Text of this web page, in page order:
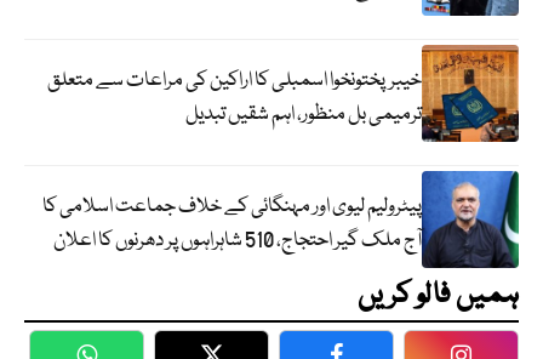
خیبرپختونخوا اسمبلی کا اراکین کی مراعات سے متعلق
ترمیمی بل منظور، اہم شقیں تبدیل
پیٹرولیم لیوی اور مہنگائی کے خلاف جماعت اسلامی کا
آج ملک گیر احتجاج، 510 شاہراہوں پر دھرنوں کا اعلان
ہمیں فالو کریں